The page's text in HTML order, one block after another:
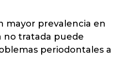
mayor prevalencia en
no tratada puede
periodontales a